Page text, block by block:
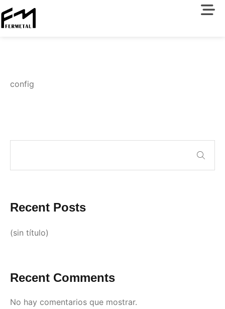
Recent Posts
(sin título)
Recent Comments
No hay comentarios que mostrar.
config